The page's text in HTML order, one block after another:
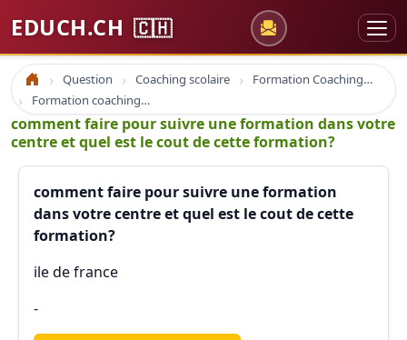
EDUCH.CH 🇨🇭
Accueil Question Coaching scolaire
Formation Coaching Atelier
Formation coaching en cohérence cardiaque
comment faire pour suivre une formation dans votre
centre et quel est le cout de cette formation?
comment faire pour suivre une formation
dans votre centre et quel est le cout de cette
formation?
ile de france
-